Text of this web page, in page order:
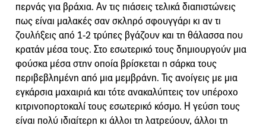
περνάς για βράχια. Αν τις πιάσεις τελικά διαπιστώνεις
πως είναι μαλακές σαν σκληρό σφουγγάρι κι αν τι
ζουλήξεις από 1-2 τρύπες βγάζουν και τη θάλασσα που
κρατάν μέσα τους. Στο εσωτερικό τους δημιουργούν μια
φούσκα μέσα στην οποία βρίσκεται η σάρκα τους
περιβεβλημένη από μια μεμβράνη. Τις ανοίγεις με μια
εγκάρσια μαχαιριά και τότε ανακαλύπτεις τον υπέροχο
κιτρινοπορτοκαλί τους εσωτερικό κόσμο. Η γεύση τους
είναι πολύ ιδιαίτερη κι άλλοι τη λατρεύουν, άλλοι τη